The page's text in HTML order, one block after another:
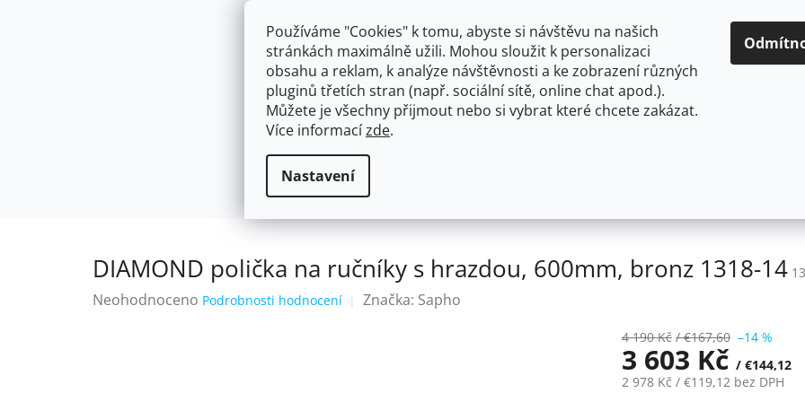
Používáme "Cookies" k tomu, abyste si návštěvu na našich
stránkách maximálně užili. Mohou sloužit k personalizaci
obsahu a reklam, k analýze návštěvnosti a ke zobrazení různých
pluginů třetích stran (např. sociální sítě, online chat apod.).
Můžete je všechny přijmout nebo si vybrat které chcete zakázat.
Více informacízde.
Nastavení
HLEDAT
NÁSTĚNNÉ 150/100MM SE SPRCHOU
KOUPELNOVÉ DOPLŇKY Police
DIAMOND polička na ručníky s hrazdou, 600mm, bronz 1318-14
Průměrné
Neohodnoceno Podrobnosti hodnocení Značka: Sapho
4 190 Kč / €167,60 –14 %
3 603 Kč / €144,12
2 978 Kč / €119,12 bez DPH